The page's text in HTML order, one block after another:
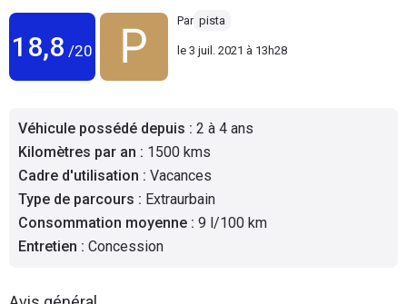
Utilitaires
Flottes
Auto
Services
Forum
18,8 /20
Par pista
le 3 juil. 2021 à 13h28
Véhicule possédé depuis : 2 à 4 ans
Kilomètres par an : 1500 kms
Cadre d'utilisation : Vacances
Type de parcours : Extraurbain
Consommation moyenne : 9 l/100 km
Entretien : Concession